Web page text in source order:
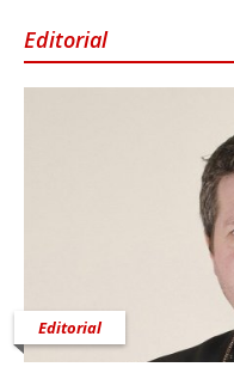
Editorial
Editorial